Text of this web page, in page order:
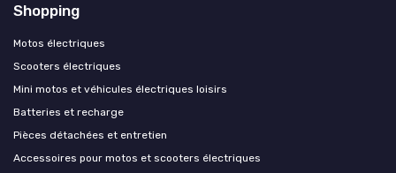
Shopping
Motos électriques
Scooters électriques
Mini motos et véhicules électriques loisirs
Batteries et recharge
Pièces détachées et entretien
Accessoires pour motos et scooters électriques